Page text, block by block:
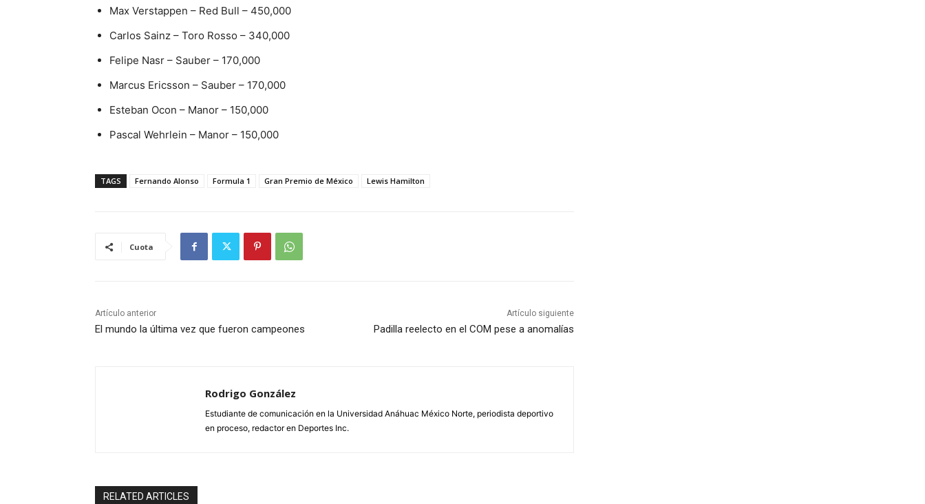
Max Verstappen – Red Bull – 450,000
Carlos Sainz – Toro Rosso – 340,000
Felipe Nasr – Sauber – 170,000
Marcus Ericsson – Sauber – 170,000
Esteban Ocon – Manor – 150,000
Pascal Wehrlein – Manor – 150,000
TAGS Fernando Alonso Formula 1 Gran Premio de México Lewis Hamilton
Cuota
Artículo anterior
El mundo la última vez que fueron campeones
Artículo siguiente
Padilla reelecto en el COM pese a anomalías
Rodrigo González
Estudiante de comunicación en la Universidad Anáhuac México Norte, periodista deportivo
en proceso, redactor en Deportes Inc.
RELATED ARTICLES